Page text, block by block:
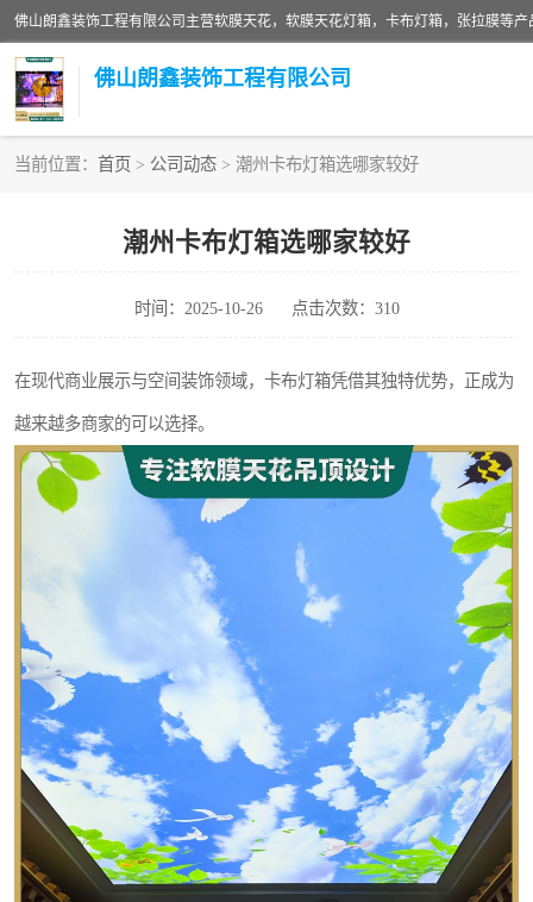
佛山朗鑫装饰工程有限公司
当前位置： 首页 > 公司动态 > 潮州卡布灯箱选哪家较好
潮州卡布灯箱选哪家较好
时间：2025-10-26 点击次数：310
在现代商业展示与空间装饰领域，卡布灯箱凭借其独特优势，正成为
越来越多商家的可以选择。